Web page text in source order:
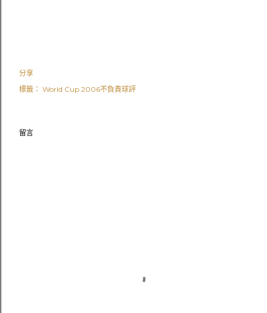
分享
標籤： World Cup 2006不負責球評
留言